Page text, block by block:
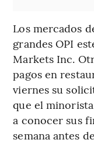
Los mercados
grandes OPI
Markets Inc.
pagos en
viernes su
que el
a conocer sus
semana antes